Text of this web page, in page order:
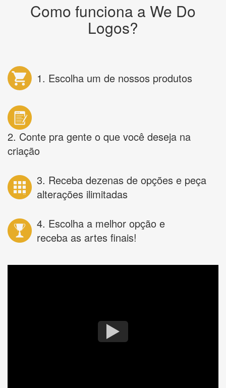
Como funciona a We Do
Logos?
1. Escolha um de nossos produtos
2. Conte pra gente o que você deseja na
criação
3. Receba dezenas de opções e peça
alterações ilimitadas
4. Escolha a melhor opção e
receba as artes finais!